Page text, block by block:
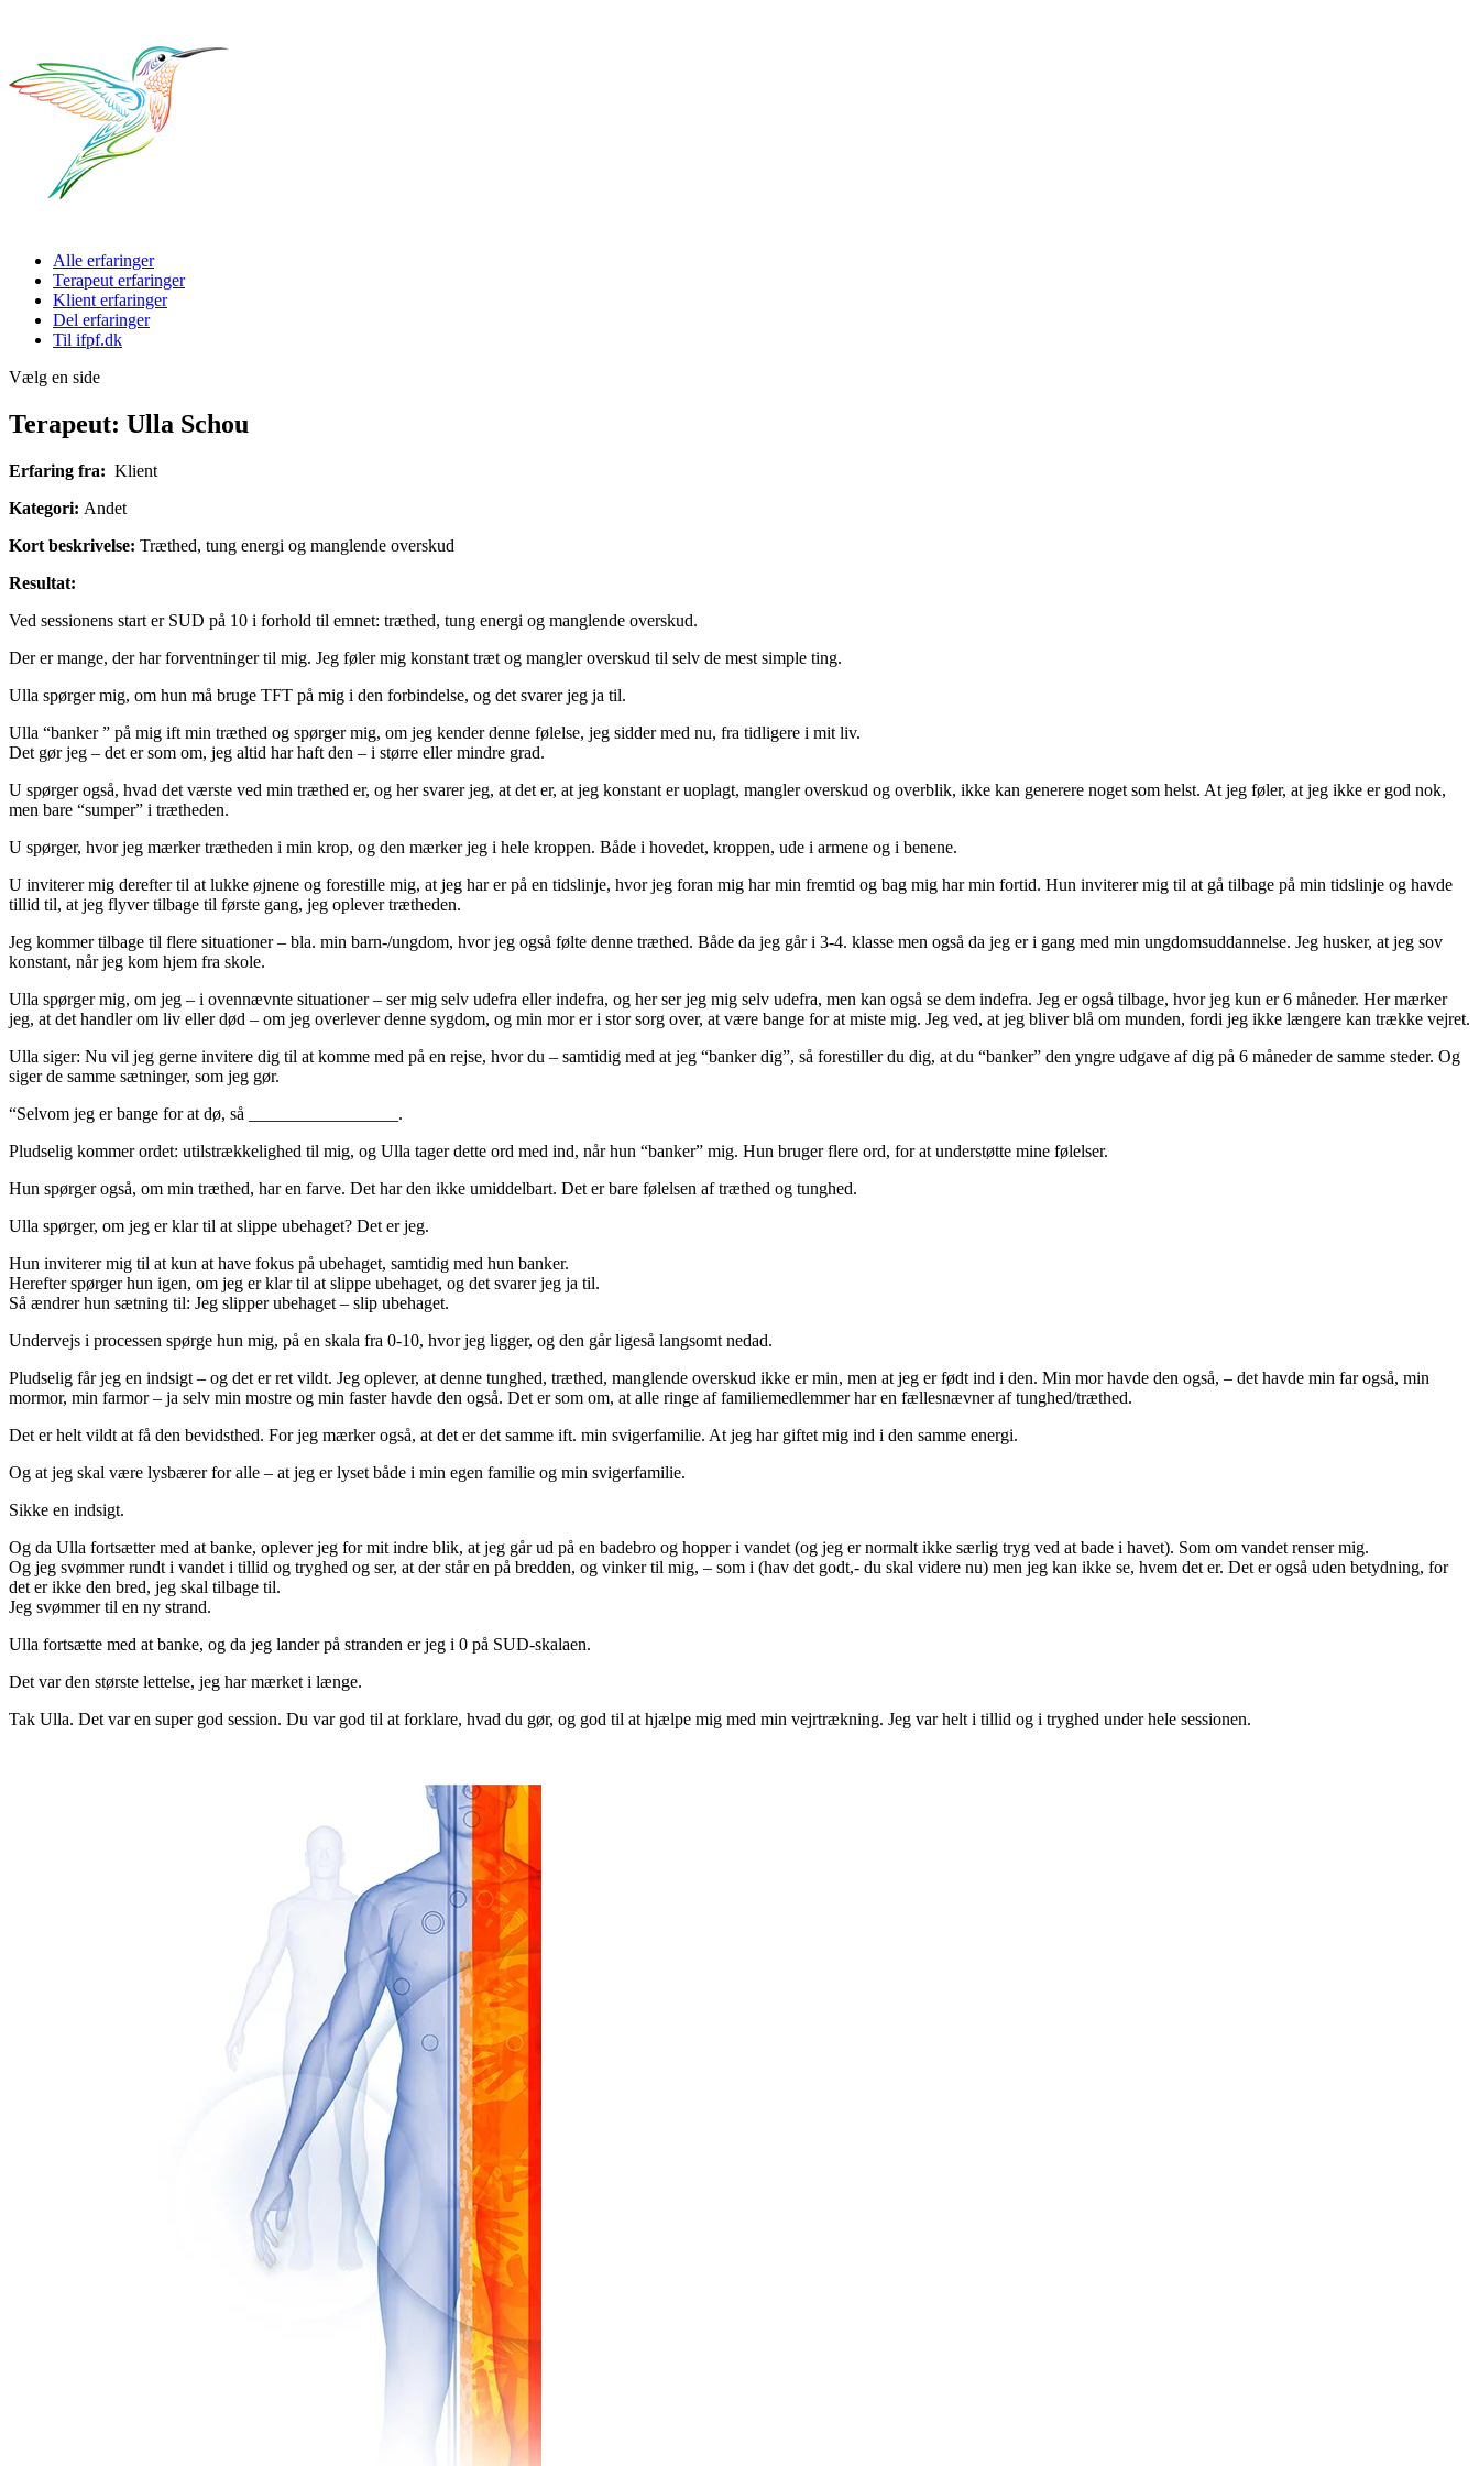
Alle erfaringer
Terapeut erfaringer
Klient erfaringer
Del erfaringer
Til ifpf.dk
Vælg en side
Terapeut: Ulla Schou
Erfaring fra: Klient
Kategori: Andet
Kort beskrivelse: Træthed, tung energi og manglende overskud
Resultat:
Ved sessionens start er SUD på 10 i forhold til emnet: træthed, tung energi og manglende overskud.
Der er mange, der har forventninger til mig. Jeg føler mig konstant træt og mangler overskud til selv de mest simple ting.
Ulla spørger mig, om hun må bruge TFT på mig i den forbindelse, og det svarer jeg ja til.
Ulla “banker ” på mig ift min træthed og spørger mig, om jeg kender denne følelse, jeg sidder med nu, fra tidligere i mit liv.
Det gør jeg – det er som om, jeg altid har haft den – i større eller mindre grad.
U spørger også, hvad det værste ved min træthed er, og her svarer jeg, at det er, at jeg konstant er uoplagt, mangler overskud og overblik, ikke kan generere noget som helst. At jeg føler, at jeg ikke er god nok,
men bare “sumper” i trætheden.
U spørger, hvor jeg mærker trætheden i min krop, og den mærker jeg i hele kroppen. Både i hovedet, kroppen, ude i armene og i benene.
U inviterer mig derefter til at lukke øjnene og forestille mig, at jeg har er på en tidslinje, hvor jeg foran mig har min fremtid og bag mig har min fortid. Hun inviterer mig til at gå tilbage på min tidslinje og havde
tillid til, at jeg flyver tilbage til første gang, jeg oplever trætheden.
Jeg kommer tilbage til flere situationer – bla. min barn-/ungdom, hvor jeg også følte denne træthed. Både da jeg går i 3-4. klasse men også da jeg er i gang med min ungdomsuddannelse. Jeg husker, at jeg sov
konstant, når jeg kom hjem fra skole.
Ulla spørger mig, om jeg – i ovennævnte situationer – ser mig selv udefra eller indefra, og her ser jeg mig selv udefra, men kan også se dem indefra. Jeg er også tilbage, hvor jeg kun er 6 måneder. Her mærker
jeg, at det handler om liv eller død – om jeg overlever denne sygdom, og min mor er i stor sorg over, at være bange for at miste mig. Jeg ved, at jeg bliver blå om munden, fordi jeg ikke længere kan trække vejret.
Ulla siger: Nu vil jeg gerne invitere dig til at komme med på en rejse, hvor du – samtidig med at jeg “banker dig”, så forestiller du dig, at du “banker” den yngre udgave af dig på 6 måneder de samme steder. Og
siger de samme sætninger, som jeg gør.
“Selvom jeg er bange for at dø, så _________________.
Pludselig kommer ordet: utilstrækkelighed til mig, og Ulla tager dette ord med ind, når hun “banker” mig. Hun bruger flere ord, for at understøtte mine følelser.
Hun spørger også, om min træthed, har en farve. Det har den ikke umiddelbart. Det er bare følelsen af træthed og tunghed.
Ulla spørger, om jeg er klar til at slippe ubehaget? Det er jeg.
Hun inviterer mig til at kun at have fokus på ubehaget, samtidig med hun banker.
Herefter spørger hun igen, om jeg er klar til at slippe ubehaget, og det svarer jeg ja til.
Så ændrer hun sætning til: Jeg slipper ubehaget – slip ubehaget.
Undervejs i processen spørge hun mig, på en skala fra 0-10, hvor jeg ligger, og den går ligeså langsomt nedad.
Pludselig får jeg en indsigt – og det er ret vildt. Jeg oplever, at denne tunghed, træthed, manglende overskud ikke er min, men at jeg er født ind i den. Min mor havde den også, – det havde min far også, min
mormor, min farmor – ja selv min mostre og min faster havde den også. Det er som om, at alle ringe af familiemedlemmer har en fællesnævner af tunghed/træthed.
Det er helt vildt at få den bevidsthed. For jeg mærker også, at det er det samme ift. min svigerfamilie. At jeg har giftet mig ind i den samme energi.
Og at jeg skal være lysbærer for alle – at jeg er lyset både i min egen familie og min svigerfamilie.
Sikke en indsigt.
Og da Ulla fortsætter med at banke, oplever jeg for mit indre blik, at jeg går ud på en badebro og hopper i vandet (og jeg er normalt ikke særlig tryg ved at bade i havet). Som om vandet renser mig.
Og jeg svømmer rundt i vandet i tillid og tryghed og ser, at der står en på bredden, og vinker til mig, – som i (hav det godt,- du skal videre nu) men jeg kan ikke se, hvem det er. Det er også uden betydning, for
det er ikke den bred, jeg skal tilbage til.
Jeg svømmer til en ny strand.
Ulla fortsætte med at banke, og da jeg lander på stranden er jeg i 0 på SUD-skalaen.
Det var den største lettelse, jeg har mærket i længe.
Tak Ulla. Det var en super god session. Du var god til at forklare, hvad du gør, og god til at hjælpe mig med min vejrtrækning. Jeg var helt i tillid og i tryghed under hele sessionen.